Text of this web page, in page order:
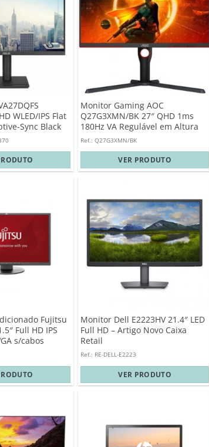
WLED/IPS Flat
Sync Black
Monitor Gaming AOC
Q27G3XMN/BK 27″ QHD 1ms
180Hz VA Regulável em Altura
Ref.: Q27G3XMN/BK
VER PRODUTO
Fujitsu
Full HD IPS
s/cabos
Monitor Dell E2223HV 21.4″ LED
Full HD – Artigo Novo Caixa
Retail
Ref.: RE-DELL-E2223
VER PRODUTO